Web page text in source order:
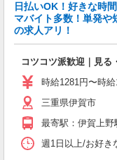
日払いOK！好きな時
マバイト多数！単発や
の求人アリ！
コツコツ派歓迎｜見る
時給1281円〜時
三重県伊賀市
最寄駅：伊賀上
週1日以上/お好き